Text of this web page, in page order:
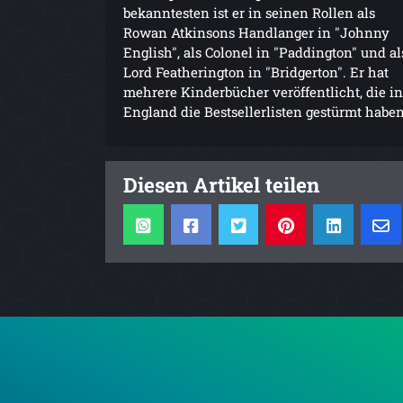
bekanntesten ist er in seinen Rollen als
Rowan Atkinsons Handlanger in "Johnny
English", als Colonel in "Paddington" und
Lord Featherington in "Bridgerton". Er hat
mehrere Kinderbücher veröffentlicht, die in
England die Bestsellerlisten gestürmt
Diesen Artikel teilen